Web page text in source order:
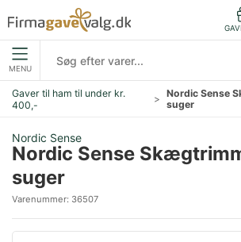
MENU
Gaver til ham til under kr.
400,-
Nordic Sense
suger
Nordic Sense
Nordic Sense
suger
Varenummer: 36507